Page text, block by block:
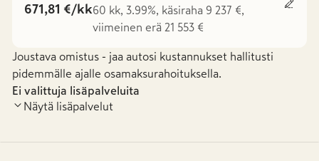
671,81 €/kk60 kk, 3.99%, käsiraha 9 237 €,
viimeinen erä 21 553 €
Joustava omistus - jaa autosi kustannukset hallitusti
pidemmälle ajalle osamaksurahoituksella.
Ei valittuja lisäpalveluita
Näytä lisäpalvelut